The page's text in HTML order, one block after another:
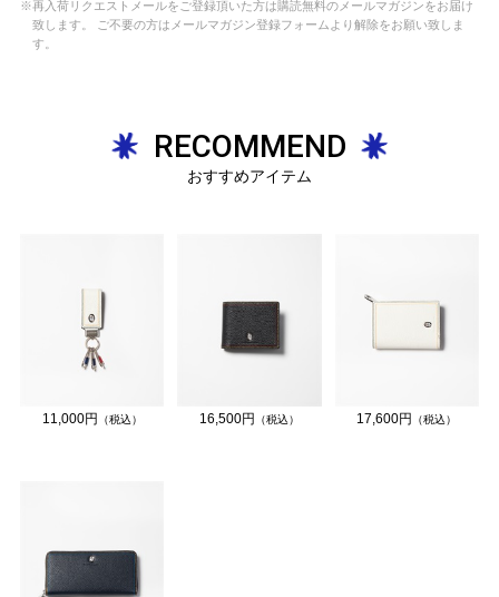
※再入荷リクエストメールをご登録頂いた方は購読無料のメールマガジンをお届け
致します。 ご不要の方はメールマガジン登録フォームより解除をお願い致しま
す。
RECOMMEND
おすすめアイテム
11,000円 （税込） 16,500円 （税込） 17,600円 （税込）